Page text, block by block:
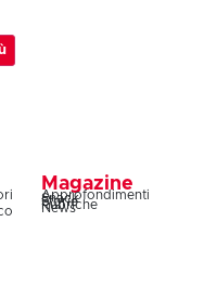
Magazine
Approfondimenti
Snack
Storie
Rubriche
News